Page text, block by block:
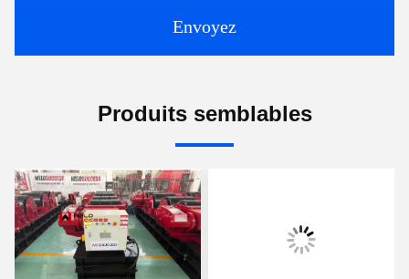
Envoyez
Produits semblables